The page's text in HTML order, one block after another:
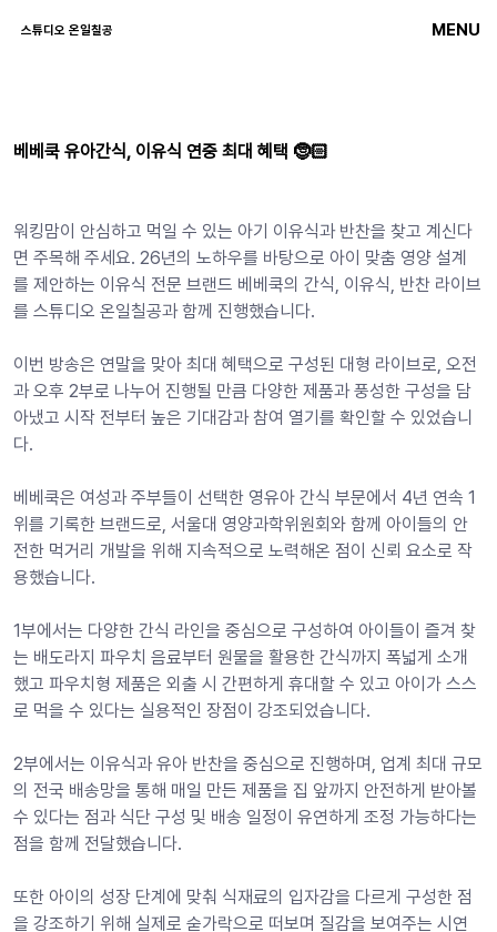
스튜디오 온일칠공 MENU
베베쿡 유아간식, 이유식 연중 최대 혜택 🤶🏻
워킹맘이 안심하고 먹일 수 있는 아기 이유식과 반찬을 찾고 계신다
면 주목해 주세요. 26년의 노하우를 바탕으로 아이 맞춤 영양 설계
를 제안하는 이유식 전문 브랜드 베베쿡의 간식, 이유식, 반찬 라이브
를 스튜디오 온일칠공과 함께 진행했습니다.
이번 방송은 연말을 맞아 최대 혜택으로 구성된 대형 라이브로, 오전
과 오후 2부로 나누어 진행될 만큼 다양한 제품과 풍성한 구성을 담
아냈고 시작 전부터 높은 기대감과 참여 열기를 확인할 수 있었습니
다.
베베쿡은 여성과 주부들이 선택한 영유아 간식 부문에서 4년 연속 1
위를 기록한 브랜드로, 서울대 영양과학위원회와 함께 아이들의 안
전한 먹거리 개발을 위해 지속적으로 노력해온 점이 신뢰 요소로 작
용했습니다.
1부에서는 다양한 간식 라인을 중심으로 구성하여 아이들이 즐겨 찾
는 배도라지 파우치 음료부터 원물을 활용한 간식까지 폭넓게 소개
했고 파우치형 제품은 외출 시 간편하게 휴대할 수 있고 아이가 스스
로 먹을 수 있다는 실용적인 장점이 강조되었습니다.
2부에서는 이유식과 유아 반찬을 중심으로 진행하며, 업계 최대 규모
의 전국 배송망을 통해 매일 만든 제품을 집 앞까지 안전하게 받아볼
수 있다는 점과 식단 구성 및 배송 일정이 유연하게 조정 가능하다는
점을 함께 전달했습니다.
또한 아이의 성장 단계에 맞춰 식재료의 입자감을 다르게 구성한 점
을 강조하기 위해 실제로 숟가락으로 떠보며 질감을 보여주는 시연